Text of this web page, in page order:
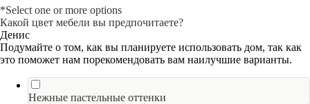
*Select one or more options
Какой цвет мебели вы предпочитаете?
Денис
Подумайте о том, как вы планируете использовать дом, так как
это поможет нам порекомендовать вам наилучшие варианты.
Нежные пастельные оттенки